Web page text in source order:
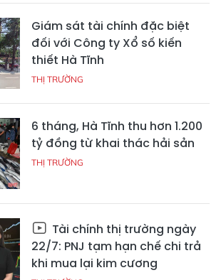
Giám sát tài chính đặc biệt
đối với Công ty Xổ số kiến
thiết Hà Tĩnh
THỊ TRƯỜNG
6 tháng, Hà Tĩnh thu hơn 1.200
tỷ đồng từ khai thác hải sản
THỊ TRƯỜNG
Tài chính thị trường ngày
22/7: PNJ tạm hạn chế chi trả
khi mua lại kim cương